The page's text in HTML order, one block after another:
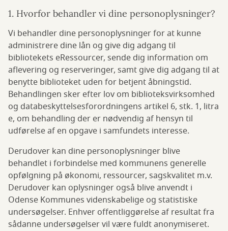
1. Hvorfor behandler vi dine personoplysninger?
Vi behandler dine personoplysninger for at kunne
administrere dine lån og give dig adgang til
bibliotekets eRessourcer, sende dig information om
aflevering og reserveringer, samt give dig adgang til at
benytte biblioteket uden for betjent åbningstid.
Behandlingen sker efter lov om biblioteksvirksomhed
og databeskyttelsesforordningens artikel 6, stk. 1, litra
e, om behandling der er nødvendig af hensyn til
udførelse af en opgave i samfundets interesse.
Derudover kan dine personoplysninger blive
behandlet i forbindelse med kommunens generelle
opfølgning på økonomi, ressourcer, sagskvalitet m.v.
Derudover kan oplysninger også blive anvendt i
Odense Kommunes videnskabelige og statistiske
undersøgelser. Enhver offentliggørelse af resultat fra
sådanne undersøgelser vil være fuldt anonymiseret.